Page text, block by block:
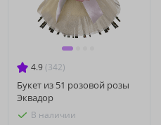
4.9 (342)
Букет из 51 розовой розы
Эквадор
В наличии